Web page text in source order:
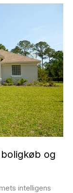
og
intelligens